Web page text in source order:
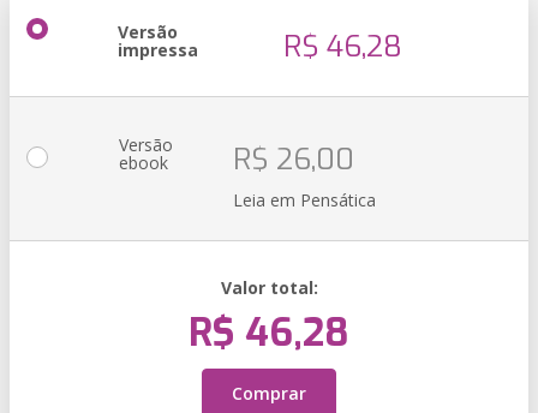
Versão
impressa R$ 46,28
Versão
ebook R$ 26,00
Leia em Pensática
Valor total:
R$ 46,28
Comprar